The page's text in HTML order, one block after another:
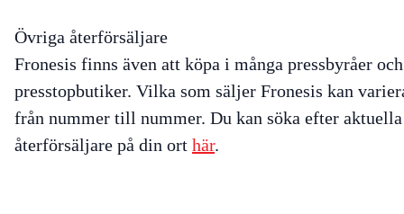
Övriga återförsäljare
Fronesis finns även att köpa i många pressbyråer och
presstopbutiker. Vilka som säljer Fronesis kan
från nummer till nummer. Du kan söka efter aktuella
återförsäljare på din ort här.